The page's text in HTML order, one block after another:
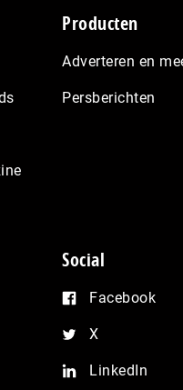
Producten
Adverteren en
Persberichten
Social
Facebook
X
LinkedIn